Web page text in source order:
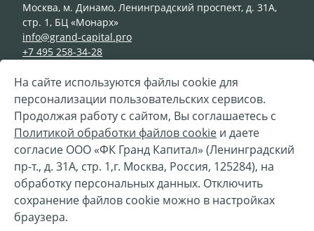
© 2002—2026 ООО «ФК Гранд Капитал»
Разработка —«Сибирикс»
Москва, м. Динамо, Ленинградский проспект, д. 31А,
стр. 1, БЦ «Монарх»
info@grand-capital.pro
+7 495 258-34-28
Телефон горячей линии Службы безопасности ООО
"ФК Гранд Капитал"
Вы можете направить нам сообщение о признаках
коррупционной или иной противоправной
деятельности
На сайте используются файлы cookie для
персонализации пользовательских сервисов.
Продолжая работу с сайтом, Вы соглашаетесь с
Политикой обработки файлов cookie и даете
согласие ООО «ФК Гранд Капитал» (Ленинградский
пр-т., д. 31А, стр. 1,г. Москва, Россия, 125284), на
обработку персональных данных. Отключить
сохранение файлов cookie можно в настройках
браузера.